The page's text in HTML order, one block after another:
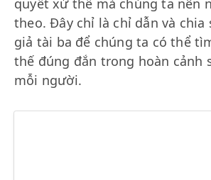
quyết xử thế mà chúng ta nên
theo. Đây chỉ là chỉ dẫn và chia
giả tài ba để chúng ta có thể
thế đúng đắn trong hoàn cảnh
mỗi người.